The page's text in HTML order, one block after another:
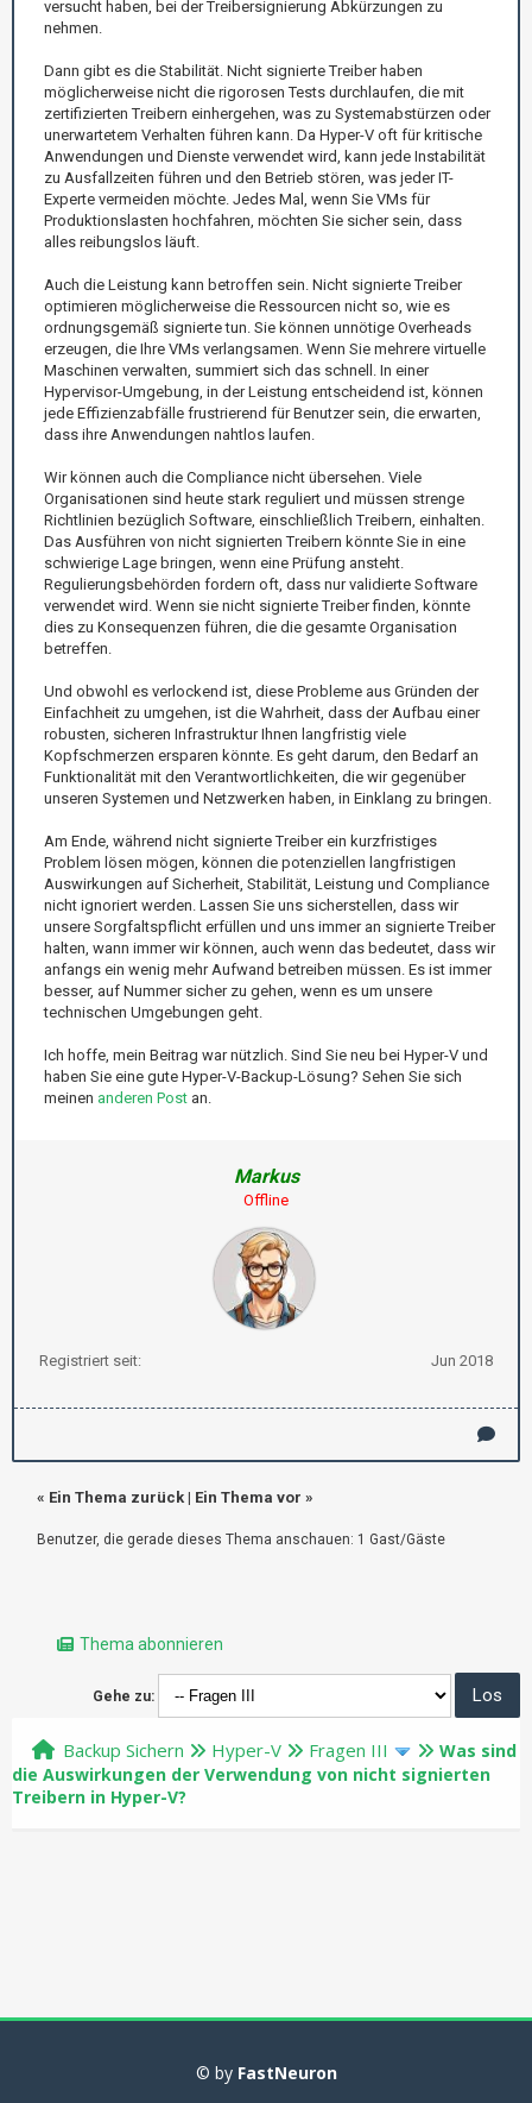
versucht haben, bei der Treibersignierung Abkürzungen zu
nehmen.
Dann gibt es die Stabilität. Nicht signierte Treiber haben
möglicherweise nicht die rigorosen Tests durchlaufen, die mit
zertifizierten Treibern einhergehen, was zu Systemabstürzen oder
unerwartetem Verhalten führen kann. Da Hyper-V oft für kritische
Anwendungen und Dienste verwendet wird, kann jede Instabilität
zu Ausfallzeiten führen und den Betrieb stören, was jeder IT-
Experte vermeiden möchte. Jedes Mal, wenn Sie VMs für
Produktionslasten hochfahren, möchten Sie sicher sein, dass
alles reibungslos läuft.
Auch die Leistung kann betroffen sein. Nicht signierte Treiber
optimieren möglicherweise die Ressourcen nicht so, wie es
ordnungsgemäß signierte tun. Sie können unnötige Overheads
erzeugen, die Ihre VMs verlangsamen. Wenn Sie mehrere virtuelle
Maschinen verwalten, summiert sich das schnell. In einer
Hypervisor-Umgebung, in der Leistung entscheidend ist, können
jede Effizienzabfälle frustrierend für Benutzer sein, die erwarten,
dass ihre Anwendungen nahtlos laufen.
Wir können auch die Compliance nicht übersehen. Viele
Organisationen sind heute stark reguliert und müssen strenge
Richtlinien bezüglich Software, einschließlich Treibern, einhalten.
Das Ausführen von nicht signierten Treibern könnte Sie in eine
schwierige Lage bringen, wenn eine Prüfung ansteht.
Regulierungsbehörden fordern oft, dass nur validierte Software
verwendet wird. Wenn sie nicht signierte Treiber finden, könnte
dies zu Konsequenzen führen, die die gesamte Organisation
betreffen.
Und obwohl es verlockend ist, diese Probleme aus Gründen der
Einfachheit zu umgehen, ist die Wahrheit, dass der Aufbau einer
robusten, sicheren Infrastruktur Ihnen langfristig viele
Kopfschmerzen ersparen könnte. Es geht darum, den Bedarf an
Funktionalität mit den Verantwortlichkeiten, die wir gegenüber
unseren Systemen und Netzwerken haben, in Einklang zu bringen.
Am Ende, während nicht signierte Treiber ein kurzfristiges
Problem lösen mögen, können die potenziellen langfristigen
Auswirkungen auf Sicherheit, Stabilität, Leistung und Compliance
nicht ignoriert werden. Lassen Sie uns sicherstellen, dass wir
unsere Sorgfaltspflicht erfüllen und uns immer an signierte Treiber
halten, wann immer wir können, auch wenn das bedeutet, dass wir
anfangs ein wenig mehr Aufwand betreiben müssen. Es ist immer
besser, auf Nummer sicher zu gehen, wenn es um unsere
technischen Umgebungen geht.
Ich hoffe, mein Beitrag war nützlich. Sind Sie neu bei Hyper-V und
haben Sie eine gute Hyper-V-Backup-Lösung? Sehen Sie sich
meinen anderen Post an.
Markus
Offline
Registriert seit: Jun 2018
« Ein Thema zurück | Ein Thema vor »
Benutzer, die gerade dieses Thema anschauen: 1 Gast/Gäste
Thema abonnieren
Gehe zu:
Backup Sichern Hyper-V Fragen III
Was sind
die Auswirkungen der Verwendung von nicht signierten
Treibern in Hyper-V?
© by FastNeuron